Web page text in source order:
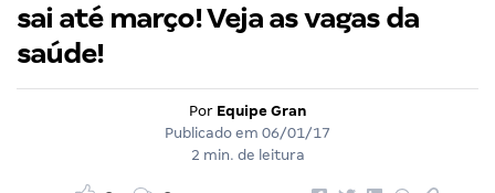
sai até março! Veja as vagas da
saúde!
Por Equipe Gran
Publicado em 06/01/17
2 min. de leitura